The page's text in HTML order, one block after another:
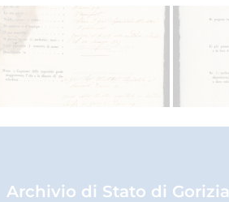
Archivio di Stato di Gorizia